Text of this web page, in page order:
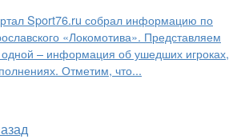
Sport76.ru собрал информацию по
«Локомотива». Представляем
– информация об ушедших игроках,
Отметим, что...